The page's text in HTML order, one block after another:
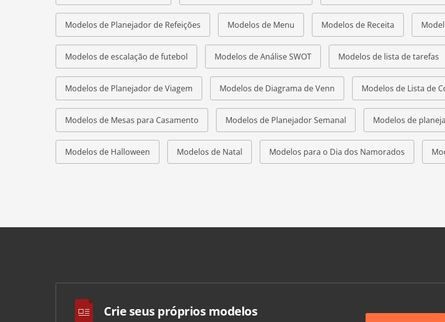
Modelos de Planejador de Refeições Modelos de Menu Modelos de Receita
Modelos de escalação de futebol Modelos de Análise SWOT Modelos de lista de tarefas
Modelos de Planejador de Viagem Modelos de Diagrama de Venn Modelos de Lista de
Modelos de Mesas para Casamento Modelos de Planejador Semanal Modelos de
Modelos de Halloween Modelos de Natal Modelos para o Dia dos Namorados
Crie seus próprios modelos